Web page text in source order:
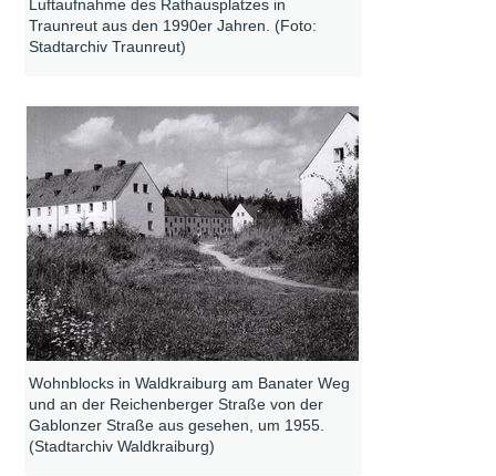
Luftaufnahme des Rathausplatzes in
Traunreut aus den 1990er Jahren. (Foto:
Stadtarchiv Traunreut)
Wohnblocks in Waldkraiburg am Banater Weg
und an der Reichenberger Straße von der
Gablonzer Straße aus gesehen, um 1955.
(Stadtarchiv Waldkraiburg)